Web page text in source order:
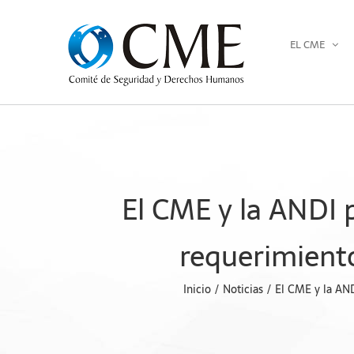
EL CME
El CME y la
Inicio Noticias El CME y la